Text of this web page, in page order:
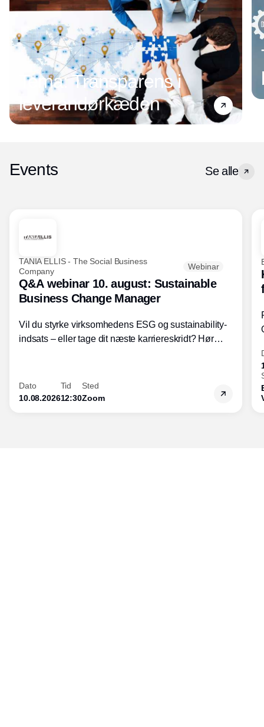
Tema: Transparens i
leverandørkæden
Events Se alle
TANIA ELLIS - The Social Business
Company
Webinar
Q&A webinar 10. august: Sustainable
Business Change Manager
Vil du styrke virksomhedens ESG og sustainability-
indsats – eller tage dit næste karriereskridt? Hør
inden for bæredygtig forretningsudvikling - så du
skaber værdi for både samfund og bundlinje.
Dato
10.08.2026
Tid
12:30
Sted
Zoom